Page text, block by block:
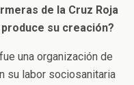
de la Cruz Roja
su creación?
una organización de
su labor sociosanitaria